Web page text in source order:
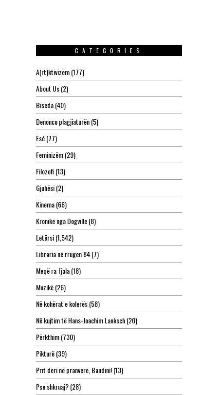
CATEGORIES
A(rt)ktivizëm(177)
About Us(2)
Biseda(40)
Denonco plagjiaturën(5)
Esé(77)
Feminizëm(29)
Filozofi (13)
Gjuhësi(2)
Kinema(66)
Kronikë nga Dogville(8)
Letërsi(1,542)
Libraria në rrugën 84(7)
Meqë ra fjala(18)
Muzikë(26)
Në kohërat e kolerës(58)
Në kujtim të Hans-Joachim Lanksch(20)
Përkthim(730)
Pikturë(39)
Prit deri në pranverë, Bandini!(13)
Pse shkruaj?(28)